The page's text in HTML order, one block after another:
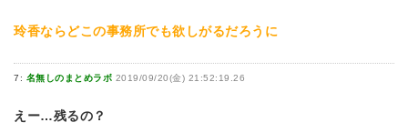
玲香ならどこの事務所でも欲しがるだろうに
7: 名無しのまとめラボ 2019/09/20(金) 21:52:19.26
えー…残るの？